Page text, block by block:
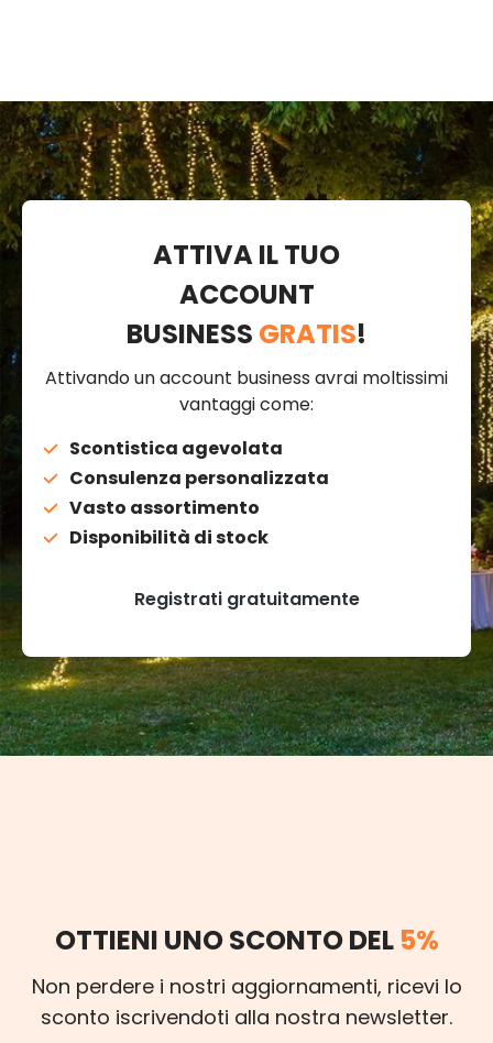
ATTIVA IL TUO
ACCOUNT
BUSINESS GRATIS!
Attivando un account business avrai moltissimi
vantaggi come:
Scontistica agevolata
Consulenza personalizzata
Vasto assortimento
Disponibilità di stock
Registrati gratuitamente
OTTIENI UNO SCONTO DEL 5%
Non perdere i nostri aggiornamenti, ricevi lo
sconto iscrivendoti alla nostra newsletter.